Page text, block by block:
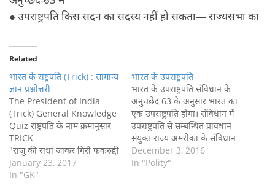
● उपराष्ट्रपति किस सदन का सदस्य नहीं हो सकता— राज्यसभा का
Related
भारत के राष्ट्रपति (Trick) : सामान्य
ज्ञान प्रश्नोत्तरी
The President of India
(Trick) General Knowledge
Quiz राष्ट्रपति के नाम क्रमानुसार-
TRICK-
"राजू की राधा जाकर गिरी फकरुद्दी
न रेड्डी की जैल में तब रामाशंकर ना
रायण की कलम से प्रतिभा निकली
January 23, 2017
In "GK"
भारत के उपराष्ट्रपति
भारत के उपराष्ट्रपति संविधान के
अनुचछेद 63 के अनुसार भारत का
एक उपराष्ट्रपति होगा। संविधान में
उपराष्ट्रपति से सम्बन्धित प्रावधान
संयुक्त राज्य अमरीका के संविधान
से ग्रहण किया गया है। इस प्रकार से
भारत के उपराष्ट्रपति का पद
December 3, 2016
In "Polity"